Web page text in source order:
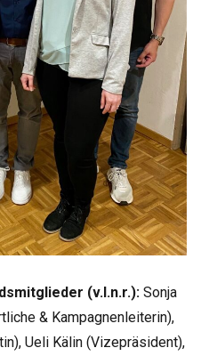
(v.l.n.r.): Sonja
& Kampagnenleiterin),
Ueli Kälin (Vizepräsident),